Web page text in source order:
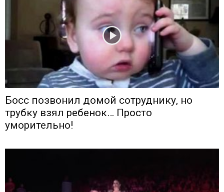
Босс позвонил домой сотруднику, но
трубку взял ребенок… Просто
уморительно!